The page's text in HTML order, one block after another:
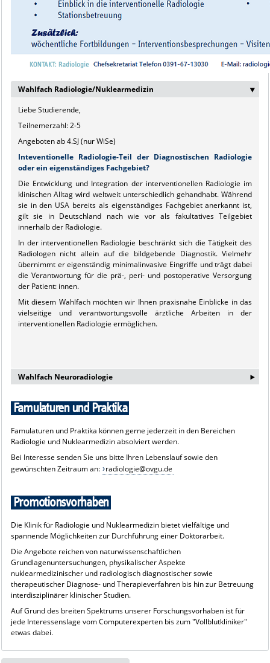
Wahlfach Radiologie/Nuklearmedizin ‣
Liebe Studierende,
Teilnemerzahl: 2-5
Angeboten ab 4.SJ (nur WiSe)
Inteventionelle Radiologie-Teil der Diagnostischen Radiologie
oder ein eigenständiges Fachgebiet?
Die Entwicklung und Integration der interventionellen Radiologie im
klinischen Alltag wird weltweit unterschiedlich gehandhabt. Während
sie in den USA bereits als eigenständiges Fachgebiet anerkannt ist,
gilt sie in Deutschland nach wie vor als fakultatives Teilgebiet
innerhalb der Radiologie.
In der interventionellen Radiologie beschränkt sich die Tätigkeit des
Radiologen nicht allein auf die bildgebende Diagnostik. Vielmehr
übernimmt er eigenständig minimalinvasive Eingriffe und trägt dabei
die Verantwortung für die prä-, peri- und postoperative Versorgung
der Patient: innen.
Mit diesem Wahlfach möchten wir Ihnen praxisnahe Einblicke in das
vielseitige und verantwortungsvolle ärztliche Arbeiten in der
interventionellen Radiologie ermöglichen.
Wahlfach Neuroradiologie ‣
Seiten der Klinik für Neuroradiologie
Famulaturen und Praktika
Famulaturen und Praktika können gerne jederzeit in den Bereichen
Radiologie und Nuklearmedizin absolviert werden.
Bei Interesse senden Sie uns bitte Ihren Lebenslauf sowie den
gewünschten Zeitraum an: radiologie@ovgu.de
Promotionsvorhaben
Die Klinik für Radiologie und Nuklearmedizin bietet vielfältige und
spannende Möglichkeiten zur Durchführung einer Doktorarbeit.
Die Angebote reichen von naturwissenschaftlichen
Grundlagenuntersuchungen, physikalischer Aspekte
nuklearmedizinischer und radiologisch diagnostischer sowie
therapeutischer Diagnose- und Therapieverfahren bis hin zur Betreuung
interdisziplinärer klinischer Studien.
Auf Grund des breiten Spektrums unserer Forschungsvorhaben ist für
jede Interessenslage vom Computerexperten bis zum "Vollblutkliniker"
etwas dabei.